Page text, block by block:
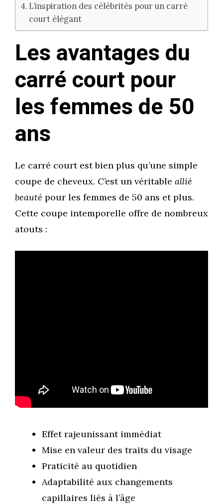
L’inspiration des célébrités pour un carré
court élégant
Les avantages du
carré court pour
les femmes de 50
ans
Le carré court est bien plus qu’une simple
coupe de cheveux. C’est un véritable allié
beauté pour les femmes de 50 ans et plus.
Cette coupe intemporelle offre de nombreux
atouts :
Effet rajeunissant immédiat
Mise en valeur des traits du visage
Praticité au quotidien
Adaptabilité aux changements
capillaires liés à l’âge